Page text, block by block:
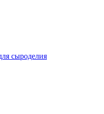
сыроделия